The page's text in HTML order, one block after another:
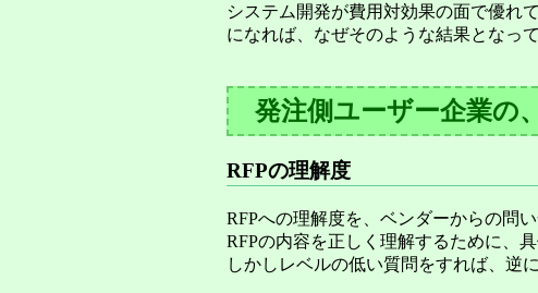
システム開発が費用対効果の面で優れ
になれば、なぜそのような結果となっ
発注側ユーザー企業の
RFPの理解度
RFPへの理解度を、ベンダーからの問
RFPの内容を正しく理解するために、
しかしレベルの低い質問をすれば、逆